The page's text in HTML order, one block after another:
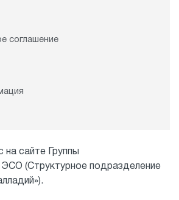
соглашение
на сайте Группы
(Структурное подразделение